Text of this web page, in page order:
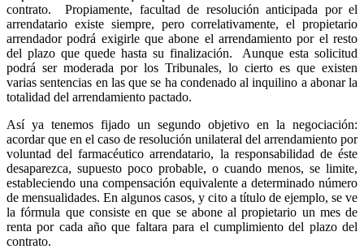
contrato.
Propiamente, facultad de resolución anticipada por el
arrendatario existe siempre, pero correlativamente, el propietario
arrendador podrá exigirle que abone el arrendamiento por el resto
del plazo que quede hasta su finalización.
Aunque esta solicitud
podrá ser moderada por los Tribunales, lo cierto es que existen
varias sentencias en las que se ha condenado al inquilino a abonar la
totalidad del arrendamiento pactado.
Así ya tenemos fijado un segundo objetivo en la negociación:
acordar que en el caso de resolución unilateral del arrendamiento por
voluntad del farmacéutico arrendatario, la responsabilidad de éste
desaparezca, supuesto poco probable, o cuando menos, se limite,
estableciendo una compensación equivalente a determinado número
de mensualidades. En algunos casos, y cito a título de ejemplo, se ve
la fórmula que consiste en que se abone al propietario un mes de
renta por cada año que faltara para el cumplimiento del plazo del
contrato.